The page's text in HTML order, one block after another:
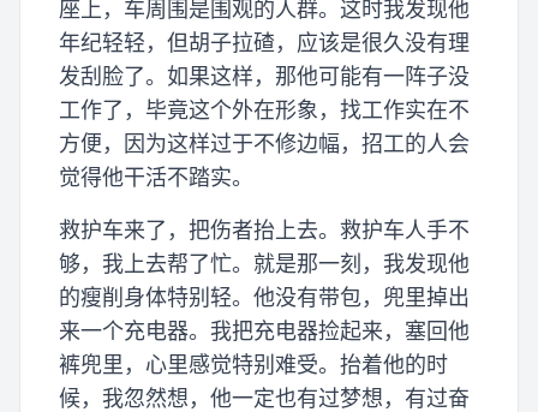
座上，车周围是围观的人群。这时我发现他
年纪轻轻，但胡子拉碴，应该是很久没有理
发刮脸了。如果这样，那他可能有一阵子没
工作了，毕竟这个外在形象，找工作实在不
方便，因为这样过于不修边幅，招工的人会
觉得他干活不踏实。
救护车来了，把伤者抬上去。救护车人手不
够，我上去帮了忙。就是那一刻，我发现他
的瘦削身体特别轻。他没有带包，兜里掉出
来一个充电器。我把充电器捡起来，塞回他
裤兜里，心里感觉特别难受。抬着他的时
候，我忽然想，他一定也有过梦想，有过奋